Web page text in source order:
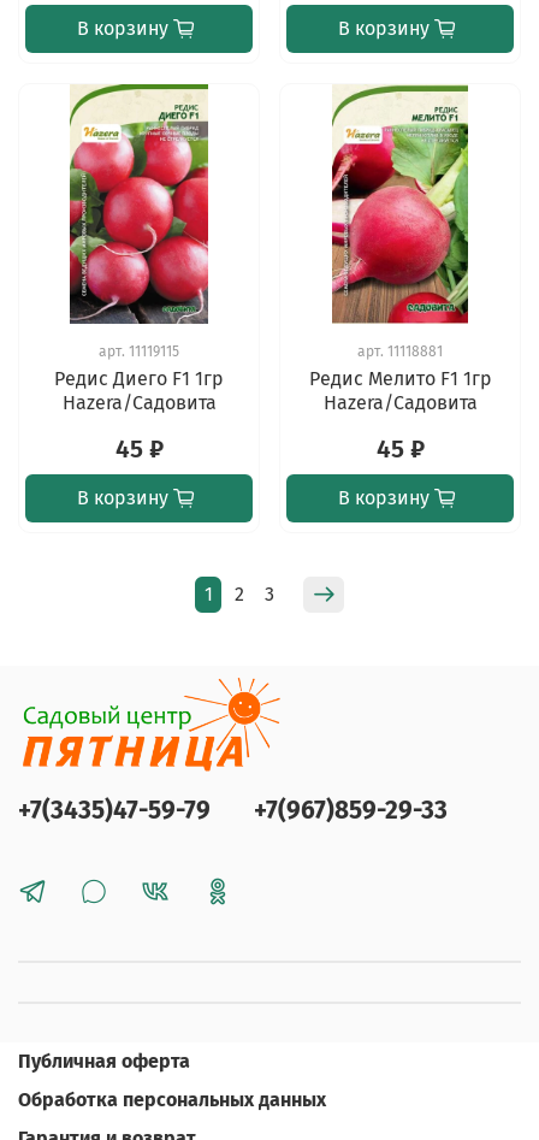
В корзину В корзину
арт. 11119115
Редис Диего F1 1гр
Hazera/Садовита
45 ₽
В корзину
арт. 11118881
Редис Мелито F1 1гр
Hazera/Садовита
45 ₽
В корзину
1 2 3
+7(3435)47-59-79 +7(967)859-29-33
Публичная оферта
Обработка персональных данных